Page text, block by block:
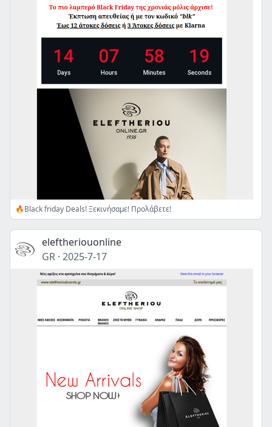
🔥Black friday Deals! Ξεκινήσαμε! Προλάβετε!
eleftheriouonline
GR · 2025-7-17